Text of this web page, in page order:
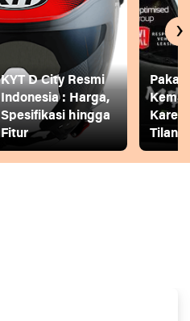
KYT D City Resmi
Indonesia : Harga,
Spesifikasi hingga
Fitur
Pakai
Tilang
›